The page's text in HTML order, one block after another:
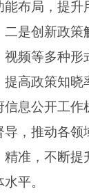
布局，提升
是创新政策
频等多种形
高政策知晓
息公开工作
导，推动各领
精准，不断提
平。